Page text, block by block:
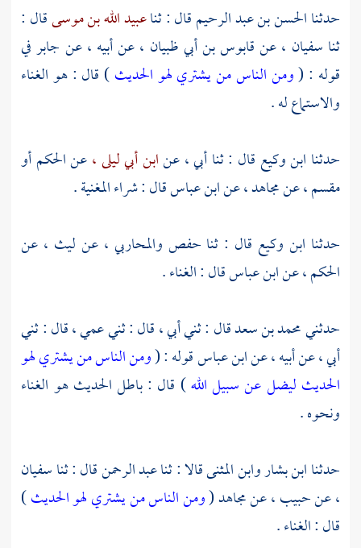
حدثناالحسن بن عبد الرحيمقال : ثناعبيد الله بن موسىقال :
ثنا سفيان ،عنقابوس بن أبي ظبيان ،عن أبيه ، عن جابرفي
قوله : (ومن الناس من يشتري لهو الحديث) قال : هو الغناء
والاستماع له .
حدثنا ابن وكيع قال : ثنا أبي ، عنابن أبي ليلى ،عنالحكمأو
مقسم ،عنمجاهد ،عنابن عباسقال : شراء المغنية .
حدثنا ابن وكيع قال : ثنا حفص والمحاربي ،عن ليث ، عن
الحكم ،عنابن عباسقال : الغناء .
حدثنيمحمد بن سعدقال : ثني أبي ، قال : ثني عمي ، قال : ثني
أبي ، عن أبيه ، عنابن عباسقوله : (ومن الناس من يشتري لهو
الحديث ليضل عن سبيل الله) قال : باطل الحديث هو الغناء
ونحوه .
حدثناابن بشاروابن المثنىقالا : ثناعبد الرحمنقال : ثناسفيان
،عنحبيب ،عنمجاهد(ومن الناس من يشتري لهو الحديث)
قال : الغناء .